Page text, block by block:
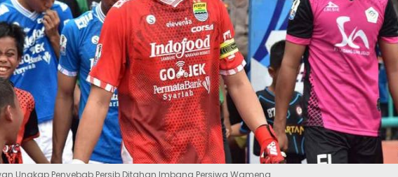
Ungkap Penyebab Persib Ditahan Imbang Persiwa Wamena